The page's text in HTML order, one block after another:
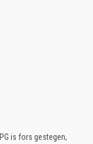
is fors gestegen,